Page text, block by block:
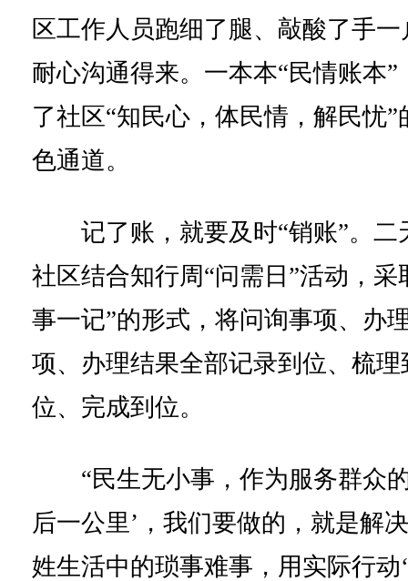
区工作人员跑细了腿、敲酸了手一
耐心沟通得来。一本本“民情账本”
了社区“知民心，体民情，解民忧”
色通道。
记了账，就要及时“销账”。二
社区结合知行周“问需日”活动，采
事一记”的形式，将问询事项、办
项、办理结果全部记录到位、梳理
位、完成到位。
“民生无小事，作为服务群众
后一公里’，我们要做的，就是解
姓生活中的琐事难事，用实际行动